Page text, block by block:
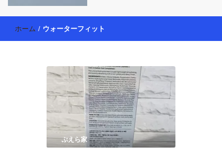
働く母の40代を楽しむ方法
ー活動を通して、豊かな生活を楽しんでいます。懸賞やモニター生
活だけでなく、大好きな【旅行・温泉・食育・美容健康アイテム探
索】も全力で楽しみます。
ホーム / ウォーターフィット
ぷえら家